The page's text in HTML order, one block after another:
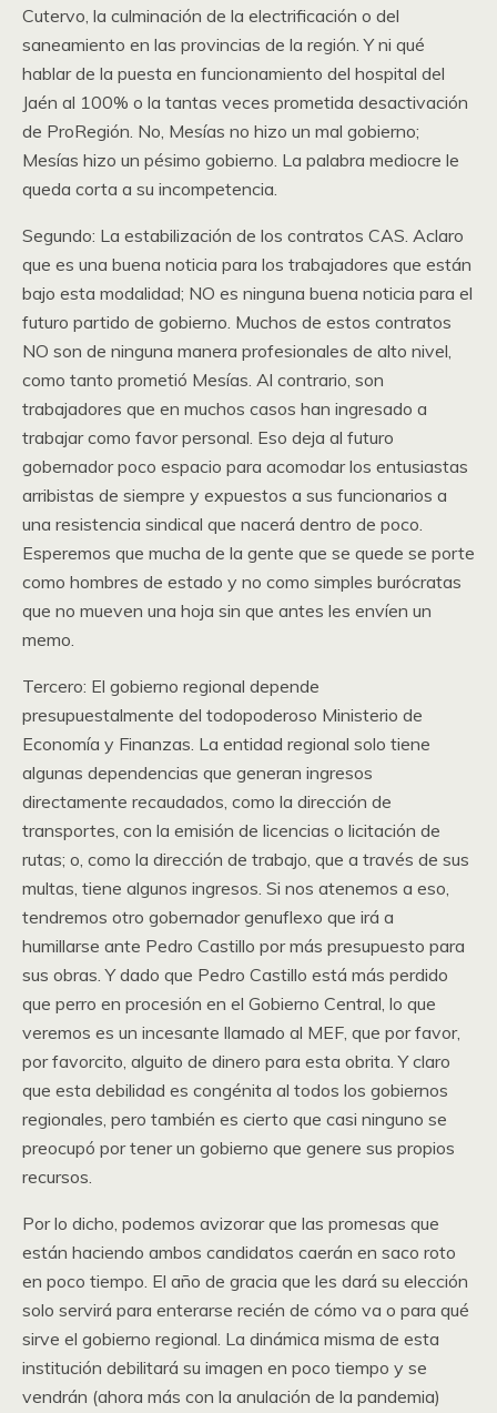
Cutervo, la culminación de la electrificación o del
saneamiento en las provincias de la región. Y ni qué
hablar de la puesta en funcionamiento del hospital del
Jaén al 100% o la tantas veces prometida desactivación
de ProRegión. No, Mesías no hizo un mal gobierno;
Mesías hizo un pésimo gobierno. La palabra mediocre le
queda corta a su incompetencia.
Segundo: La estabilización de los contratos CAS. Aclaro
que es una buena noticia para los trabajadores que están
bajo esta modalidad; NO es ninguna buena noticia para el
futuro partido de gobierno. Muchos de estos contratos
NO son de ninguna manera profesionales de alto nivel,
como tanto prometió Mesías. Al contrario, son
trabajadores que en muchos casos han ingresado a
trabajar como favor personal. Eso deja al futuro
gobernador poco espacio para acomodar los entusiastas
arribistas de siempre y expuestos a sus funcionarios a
una resistencia sindical que nacerá dentro de poco.
Esperemos que mucha de la gente que se quede se porte
como hombres de estado y no como simples burócratas
que no mueven una hoja sin que antes les envíen un
memo.
Tercero: El gobierno regional depende
presupuestalmente del todopoderoso Ministerio de
Economía y Finanzas. La entidad regional solo tiene
algunas dependencias que generan ingresos
directamente recaudados, como la dirección de
transportes, con la emisión de licencias o licitación de
rutas; o, como la dirección de trabajo, que a través de sus
multas, tiene algunos ingresos. Si nos atenemos a eso,
tendremos otro gobernador genuflexo que irá a
humillarse ante Pedro Castillo por más presupuesto para
sus obras. Y dado que Pedro Castillo está más perdido
que perro en procesión en el Gobierno Central, lo que
veremos es un incesante llamado al MEF, que por favor,
por favorcito, alguito de dinero para esta obrita. Y claro
que esta debilidad es congénita al todos los gobiernos
regionales, pero también es cierto que casi ninguno se
preocupó por tener un gobierno que genere sus propios
recursos.
Por lo dicho, podemos avizorar que las promesas que
están haciendo ambos candidatos caerán en saco roto
en poco tiempo. El año de gracia que les dará su elección
solo servirá para enterarse recién de cómo va o para qué
sirve el gobierno regional. La dinámica misma de esta
institución debilitará su imagen en poco tiempo y se
vendrán (ahora más con la anulación de la pandemia)